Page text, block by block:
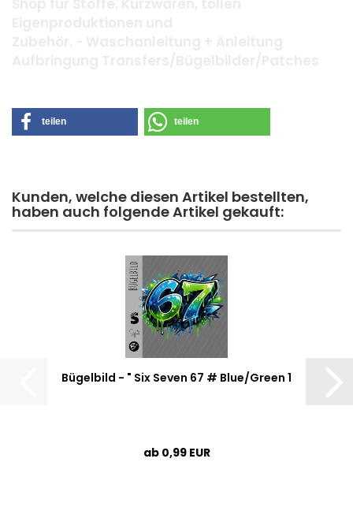
teilen teilen
Kunden, welche diesen Artikel bestellten,
haben auch folgende Artikel gekauft:
Bügelbild - " Six Seven 67 # Blue/Green 1
ab 0,99 EUR